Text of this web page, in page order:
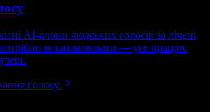
AI-клони людських голосів за лічені
встановлювати — усе працює
голосу